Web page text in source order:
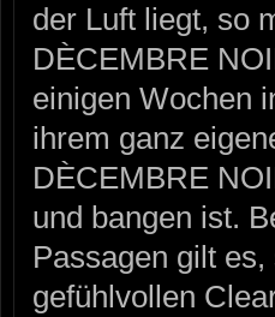
der Luft liegt, so
DÈCEMBRE
einigen Wochen
ihrem ganz
DÈCEMBRE
und bangen ist.
Passagen gilt
gefühlvollen